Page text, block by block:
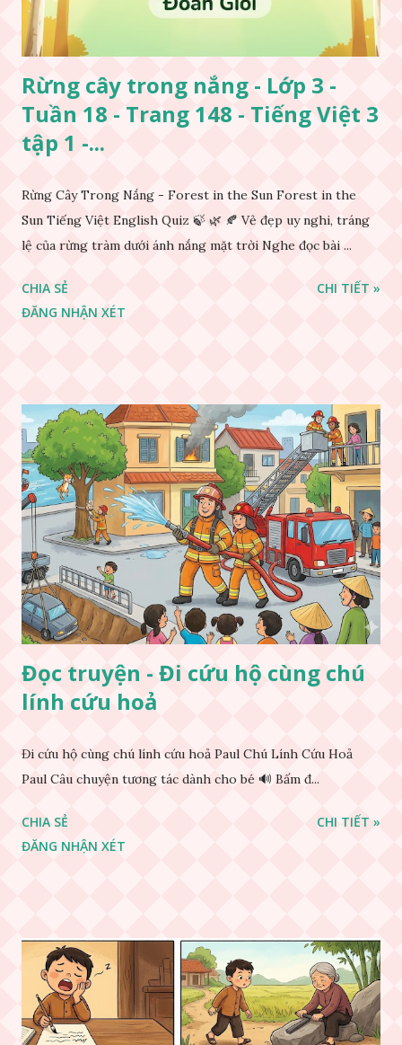
Rừng cây trong nắng - Lớp 3 -
Tuần 18 - Trang 148 - Tiếng Việt 3
tập 1 -...
Rừng Cây Trong Nắng - Forest in the Sun Forest in the
Sun Tiếng Việt English Quiz 🍃 🌿 🍂 Vẻ đẹp uy nghi, tráng
lệ của rừng tràm dưới ánh nắng mặt trời Nghe đọc bài ...
CHIA SẺ
ĐĂNG NHẬN XÉT
CHI TIẾT »
Đọc truyện - Đi cứu hộ cùng chú
lính cứu hoả
Đi cứu hộ cùng chú lính cứu hoả Paul Chú Lính Cứu Hoả
Paul Câu chuyện tương tác dành cho bé 🔊 Bấm đ...
CHIA SẺ
ĐĂNG NHẬN XÉT
CHI TIẾT »